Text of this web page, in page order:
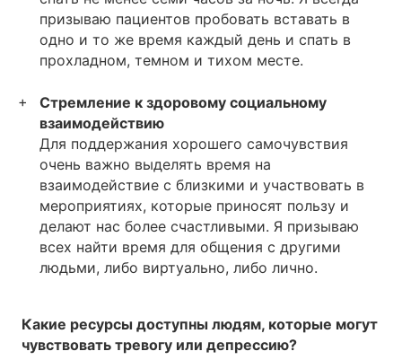
призываю пациентов пробовать вставать в
одно и то же время каждый день и спать в
прохладном, темном и тихом месте.
Стремление к здоровому социальному
взаимодействию
Для поддержания хорошего самочувствия
очень важно выделять время на
взаимодействие с близкими и участвовать в
мероприятиях, которые приносят пользу и
делают нас более счастливыми. Я призываю
всех найти время для общения с другими
людьми, либо виртуально, либо лично.
Какие ресурсы доступны людям, которые могут
чувствовать тревогу или депрессию?